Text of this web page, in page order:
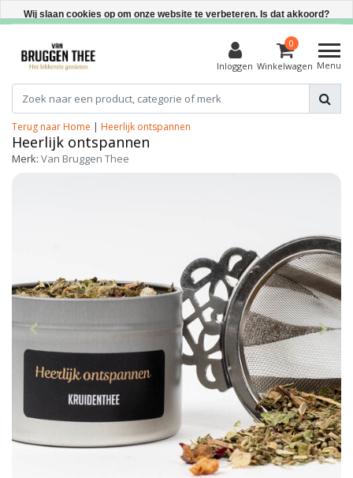
Direct uit voorraad leverbaar
Inloggen
0
Winkelwagen Menu
Terug naar Home | Heerlijk ontspannen
Heerlijk ontspannen
Merk: Van Bruggen Thee
Wij slaan cookies op om onze website te verbeteren. Is dat akkoord?
Meer over cookies »